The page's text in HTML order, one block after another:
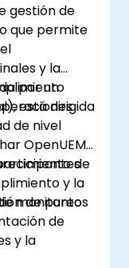
y
gestión de
que permite
y la
por un
está dirigida
de nivel
OpenUEM
de
y la
monitoreo
de puntos
de
y la